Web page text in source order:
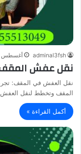
adminal3fsh أغسطس 11, 2023
نقل عفش
نقل العفش في المقف:
المقف وتخطط لنقل العفش
أكمل القراءة »